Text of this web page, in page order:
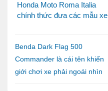
Honda Moto Roma Italia
chính thức đưa các mẫu xe
Benda Dark Flag 500
Commander là cái tên khiến
giới chơi xe phải ngoái nhìn